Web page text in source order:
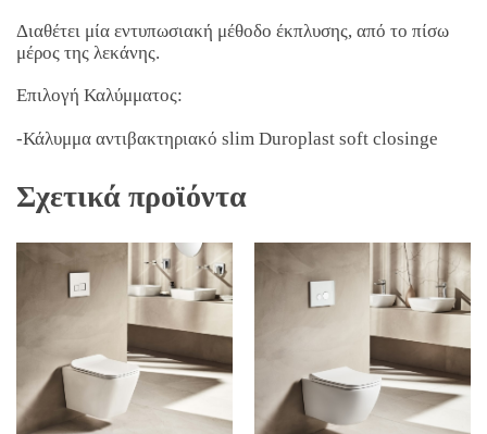
Διαθέτει μία εντυπωσιακή μέθοδο έκπλυσης, από το πίσω
μέρος της λεκάνης.
Επιλογή Καλύμματος:
-Κάλυμμα αντιβακτηριακό slim Duroplast soft closinge
Σχετικά προϊόντα